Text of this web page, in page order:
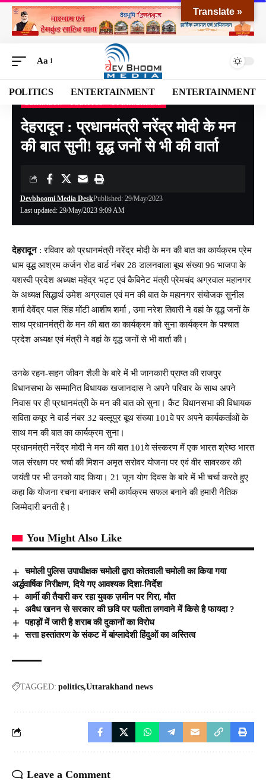
Aa
POLITICS ENTERTAINMENT ENTERTAINMENT
Devbhoomi Media >Blog>NATIONAL> UTTARAKHAND> DEHRADUN
देहरादून : प्रधानमंत्री नरेंद्र मोदी के मन
की बात सुनी! वृद्ध जनों से भी की वार्ता
Last updated: 29/May/2023 9:09 AM
Devbhoomi Media DeskPublished: 29/May/2023
देहरादून: रविवार को प्रधानमंत्री नरेंद्र मोदी के मन की बात का कार्यक्रम प्रेम
धाम वृद्ध आश्रम कर्जन रोड वार्ड नंबर 28 डालनवाला बूथ संख्या 96 भाजपा के
यशस्वी प्रदेश अध्यक्ष महेंद्र भट्ट एवं कैबिनेट मंत्री प्रेमचंद अग्रवाल महानगर
के अध्यक्ष सिद्धार्थ उमेश अग्रवाल एवं मन की बात के महानगर संयोजक सुनील
शर्मा देवेंद्र पाल सिंह मोंटी आशीष शर्मा , उमा नरेश तिवारी ने वहां के वृद्ध जनों के
साथ प्रधानमंत्री के मन की बात का कार्यक्रम को सुना कार्यक्रम के पश्चात
प्रदेश अध्यक्ष एवं मंत्री ने वहां के वृद्ध जनों से भी वार्ता की।
उनके रहन-सहन जीवन शैली के बारे में भी जानकारी प्राप्त की राजपुर
विधानसभा के सम्मानित विधायक खजानदास ने अपने परिवार के साथ अपने
निवास पर ही प्रधानमंत्री के मन की बात को सुना। कैंट विधानसभा की विधायक
सविता कपूर ने वार्ड नंबर 32 बल्लूपुर बूथ संख्या 101वे पर अपने कार्यकर्ताओं के
साथ मन की बात का कार्यक्रम सुना।
प्रधानमंत्री नरेंद्र मोदी ने मन की बात 101वे संस्करण में एक भारत श्रेष्ठ भारत
जल संरक्षण पर चर्चा की मिशन अमृत सरोवर योजना पर एवं वीर सावरकर की
जयंती पर भी उनको याद किया। 21 जून योग दिवस के बारे में भी चर्चा करते हुए
कहा कि योजना रचना बनाकर सभी कार्यक्रम सफल बनाने की हमारी नैतिक
जिम्मेदारी बनती है।
You Might Also Like
चमोली पुलिस उपाधीक्षक चमोली द्वारा कोतवाली चमोली का किया गया
अर्द्धवार्षिक निरीक्षण, दिये गए आवश्यक दिशा-निर्देश
आर्मी की तैयारी कर रहा युवक ज़मीन पर गिरा, मौत
अवैध खनन से सरकार की छवि पर पलीता लगवाने में किसे है फायदा ?
पहाड़ों में जारी है शराब की दुकानों का विरोध
सत्ता हस्तांतरण के संकट में बांग्लादेशी हिंदुओं का अस्तित्व
TAGGED: politics Uttarakhand news
Leave a Comment
Translate »